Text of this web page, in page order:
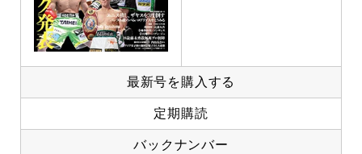
最新号を購入する
定期購読
バックナンバー